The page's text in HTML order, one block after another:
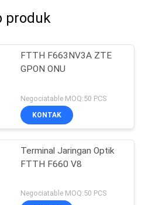
produk
FTTH F663NV3A ZTE
GPON ONU
Negociatable MOQ:50 PCS
KONTAK
Terminal Jaringan Optik
FTTH F660 V8
Negociatable MOQ:50 PCS